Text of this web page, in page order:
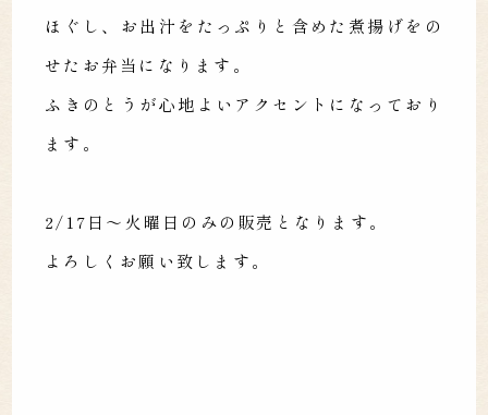
ほぐし、お出汁をたっぷりと含めた煮揚げをの
せたお弁当になります。
ふきのとうが心地よいアクセントになっており
ます。
2/17日〜火曜日のみの販売となります。
よろしくお願い致します。